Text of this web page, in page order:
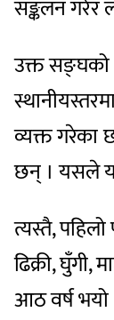
सङ्कलन गरेर
उक्त सङ्घको
व्यक्त गरेका
छन् । यसले
त्यस्तै,
ढिक्री,
आठ वर्ष भयो